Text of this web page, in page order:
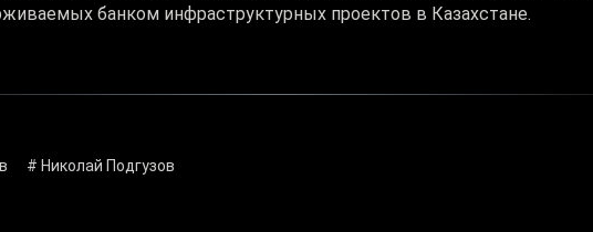
банком инфраструктурных проектов в Казахстане.
# Николай Подгузов